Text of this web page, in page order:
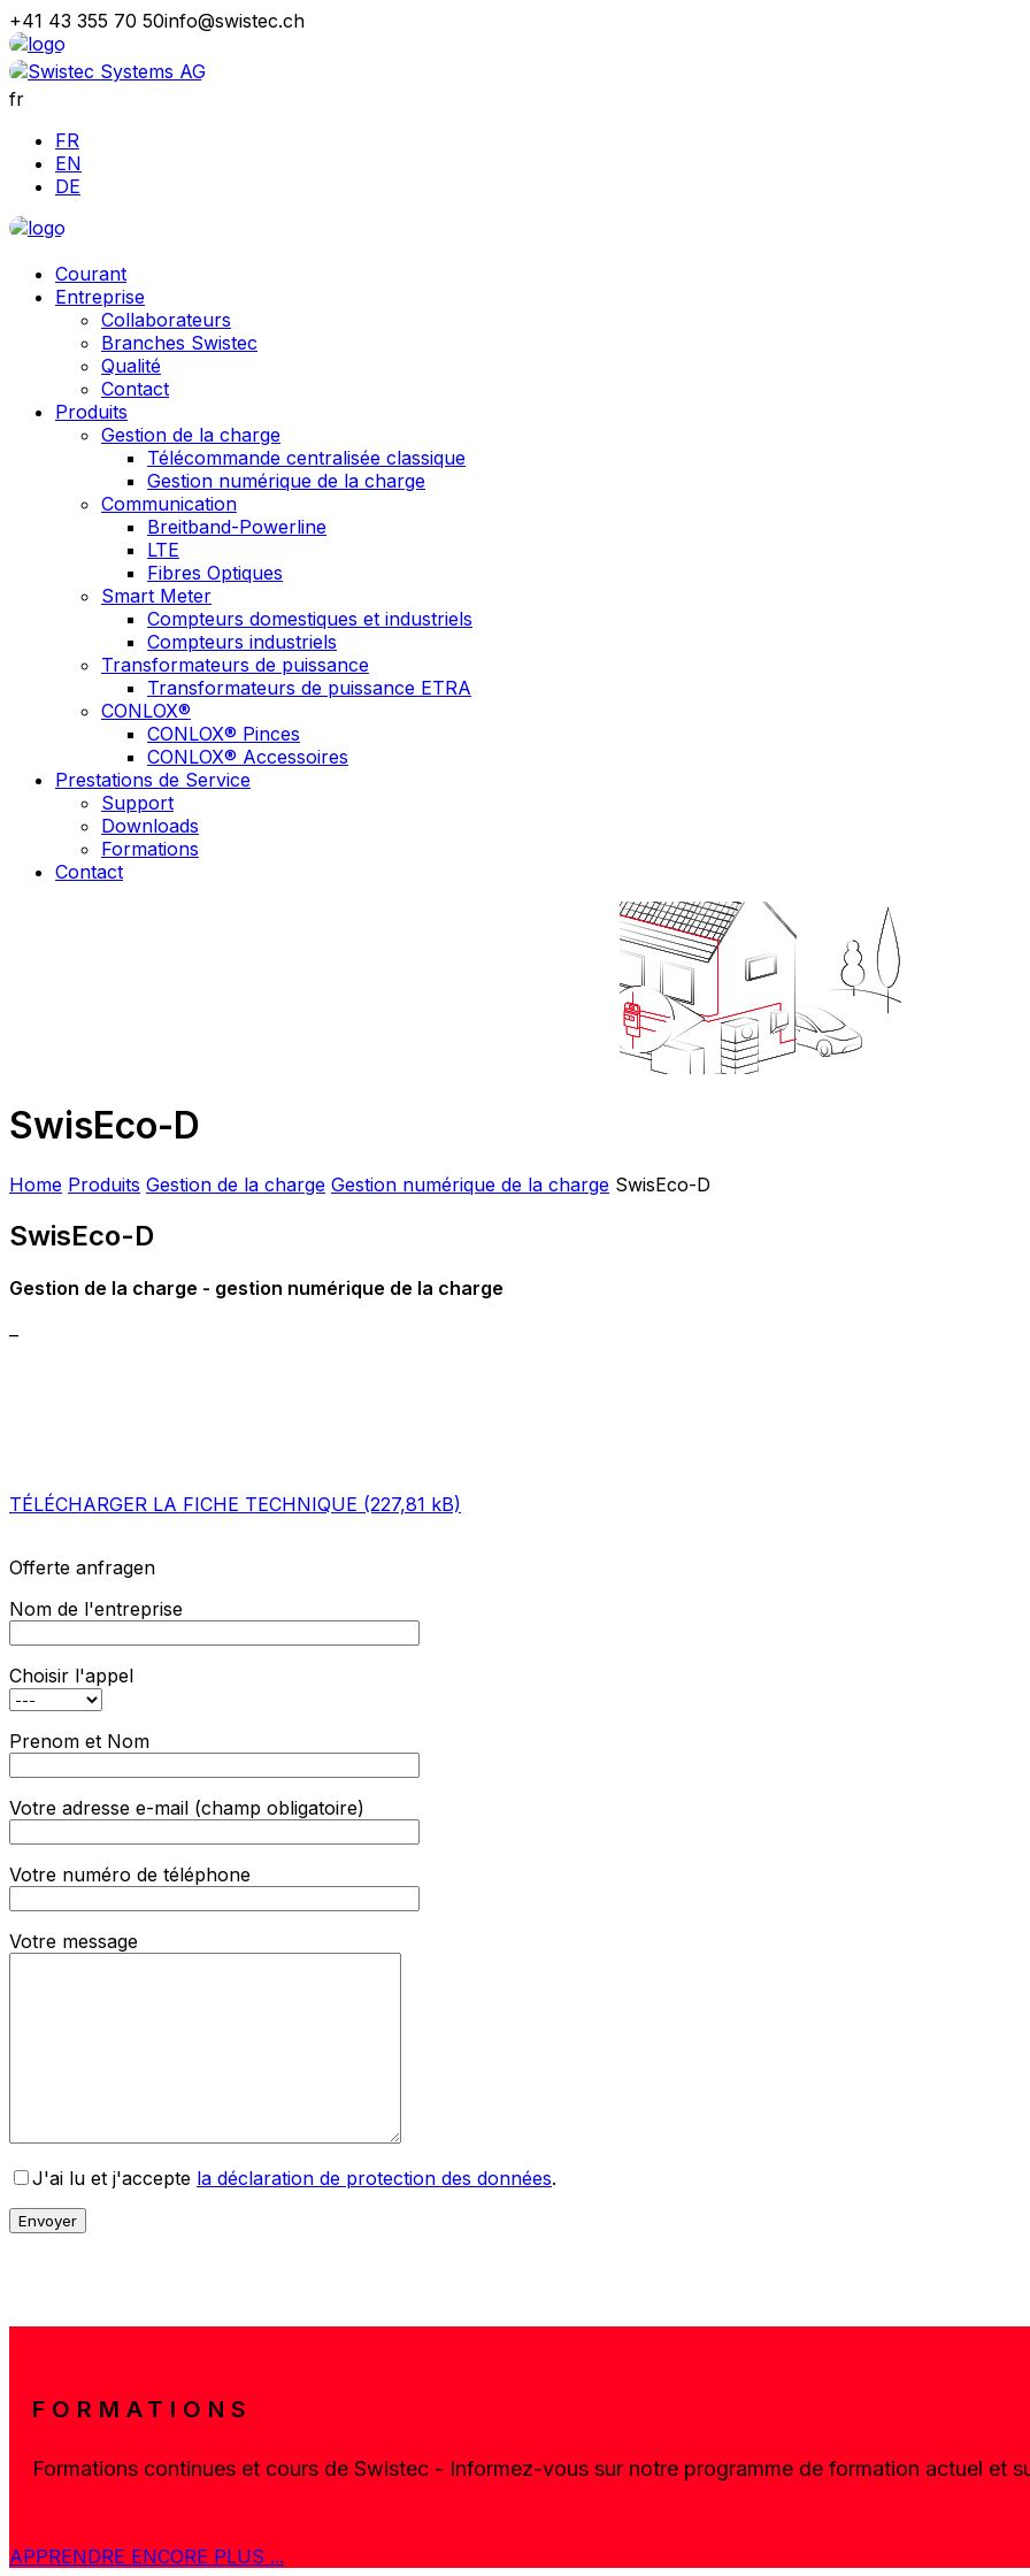
+41 43 355 70 50info@swistec.ch
fr
FR
EN
DE
Courant
Entreprise
Collaborateurs
Branches Swistec
Qualité
Contact
Produits
Gestion de la charge
Télécommande centralisée classique
Gestion numérique de la charge
Communication
Breitband-Powerline
LTE
Fibres Optiques
Smart Meter
Compteurs domestiques et industriels
Compteurs industriels
Transformateurs de puissance
Transformateurs de puissance ETRA
CONLOX®
CONLOX® Pinces
CONLOX® Accessoires
Prestations de Service
Support
Downloads
Formations
Contact
SwisEco-D
Home Produits Gestion de la charge Gestion numérique de la charge SwisEco-D
SwisEco-D
Gestion de la charge - gestion numérique de la charge
–
TÉLÉCHARGER LA FICHE TECHNIQUE
Offerte anfragen
Nom de l'entreprise
Choisir l'appel
Prenom et Nom
Votre adresse e-mail (champ obligatoire)
Votre numéro de téléphone
Votre message
J'ai lu et j'accepte la déclaration de protection des données.
FORMATIONS
Formations continues et cours de Swistec - Informez-vous sur notre programme de formation actuel et
APPRENDRE ENCORE PLUS ...